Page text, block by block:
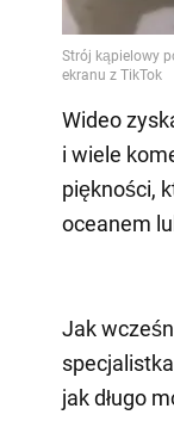
Wideo
i wiele
piękności,
oceanem
Jak
jak długo